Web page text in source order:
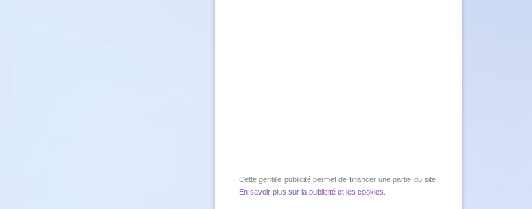
Cette gentille publicité permet de financer une partie du site.
En savoir plus sur la publicité et les cookies